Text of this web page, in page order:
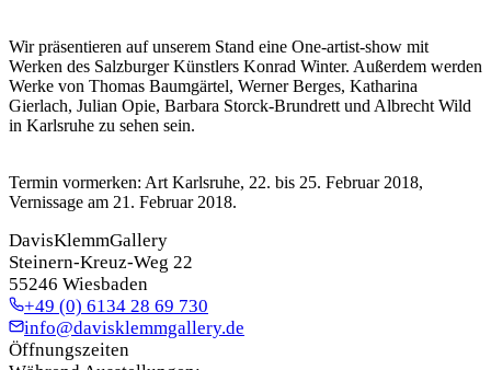
Wir präsentieren auf unserem Stand eine One-artist-show mit
Werken des Salzburger Künstlers Konrad Winter. Außerdem werden
Werke von Thomas Baumgärtel, Werner Berges, Katharina
Gierlach, Julian Opie, Barbara Storck-Brundrett und Albrecht Wild
in Karlsruhe zu sehen sein.
Termin vormerken: Art Karlsruhe, 22. bis 25. Februar 2018,
Vernissage am 21. Februar 2018.
DavisKlemmGallery
Steinern-Kreuz-Weg 22
55246 Wiesbaden
+49 (0) 6134 28 69 730
info@davisklemmgallery.de
Öffnungszeiten